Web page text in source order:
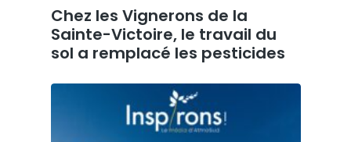
Chez les Vignerons de la
Sainte-Victoire, le travail du
sol a remplacé les pesticides